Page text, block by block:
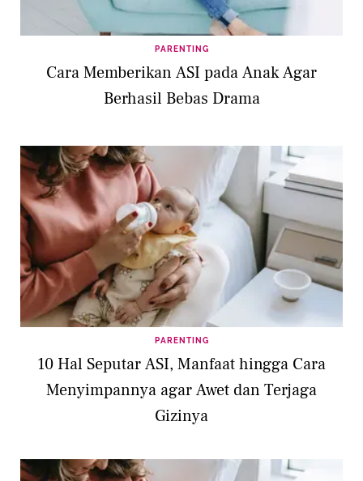
PARENTING
Cara Memberikan ASI pada Anak Agar
Berhasil Bebas Drama
PARENTING
10 Hal Seputar ASI, Manfaat hingga Cara
Menyimpannya agar Awet dan Terjaga
Gizinya